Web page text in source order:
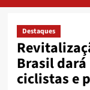
Destaques
Brasil dará
ciclistas e